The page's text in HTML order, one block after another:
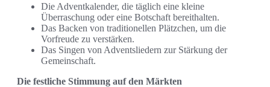
Die Adventkalender, die täglich eine kleine
Überraschung oder eine Botschaft bereithalten.
Das Backen von traditionellen Plätzchen, um die
Vorfreude zu verstärken.
Das Singen von Adventsliedern zur Stärkung der
Gemeinschaft.
Die festliche Stimmung auf den Märkten